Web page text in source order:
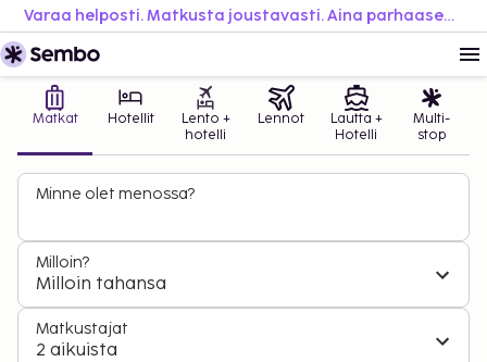
Varaa helposti. Matkusta joustavasti. Aina parhaaseen hintaan.
Matkat Hotellit
Lento +
hotelli
Lennot
Lautta +
Hotelli
Multi-
stop
Minne olet menossa?
Milloin?
Milloin tahansa
Matkustajat
2 aikuista